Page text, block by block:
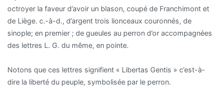
octroyer la faveur d’avoir un blason, coupé de Franchimont et
de Liège. c.-à-d., d’argent trois lionceaux couronnés, de
sinople; en premier ; de gueules au perron d’or accompagnées
des lettres L. G. du même, en pointe.
Notons que ces lettres signifient « Libertas Gentis » c’est-à-
dire la liberté du peuple, symbolisée par le perron.